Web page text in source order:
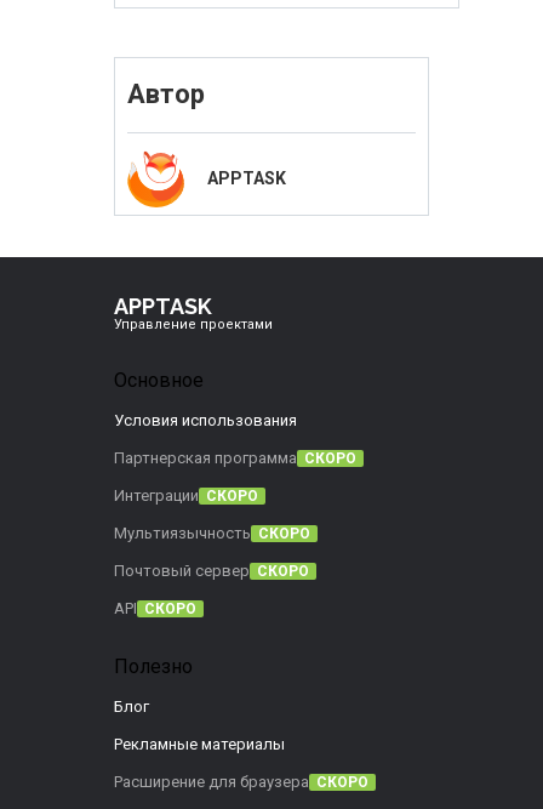
Автор
APPTASK
APPTASK
Управление проектами
Основное
Условия использования
Партнерская программа СКОРО
Интеграции СКОРО
Мультиязычность СКОРО
Почтовый сервер СКОРО
API СКОРО
Полезно
Блог
Рекламные материалы
Расширение для браузера СКОРО